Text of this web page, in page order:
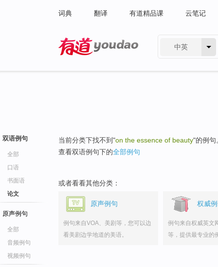
词典 翻译 有道精品课 云笔记
中英
双语例句
全部
口语
书面语
论文
原声例句
全部
音频例句
视频例句
当前分类下找不到"on the essence of beauty"的例句
查看双语例句下的全部例句
或者看看其他分类：
原声例句
例句来自VOA、美剧等，您可以边
看美剧边学地道的美语。
权威
例句来自权威英文
等，提供最专业的